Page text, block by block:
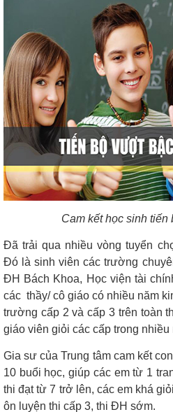
Cam kết học sinh tiến
Đã trải qua nhiều vòng tuyển
Đó là sinh viên các trường
ĐH Bách Khoa, Học viện tài
các thầy/ cô giáo có nhiều năm
trường cấp 2 và cấp 3 trên toàn
giáo viên giỏi các cấp trong nhiều
Gia sư của Trung tâm cam kết
10 buổi học, giúp các em từ 1
thi đạt từ 7 trở lên, các em khá
ôn luyện thi cấp 3, thi ĐH sớm.